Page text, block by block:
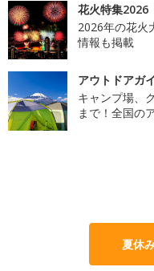
花火特集2026
2026年の花火
情報も掲載
アウトドアガ
キャンプ場、
まで！全国の
夏休